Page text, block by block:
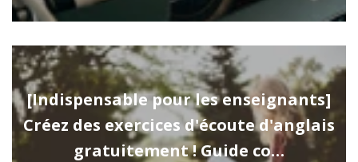
[Indispensable pour les enseignants]
Créez des exercices d'écoute d'anglais
gratuitement ! Guide co…